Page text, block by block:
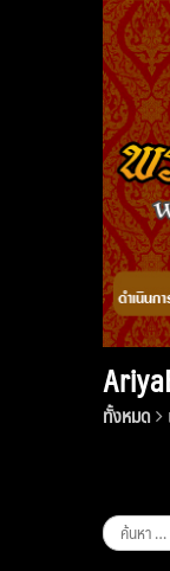
ทั้งหมด
ค้นหา
สำหรับ: